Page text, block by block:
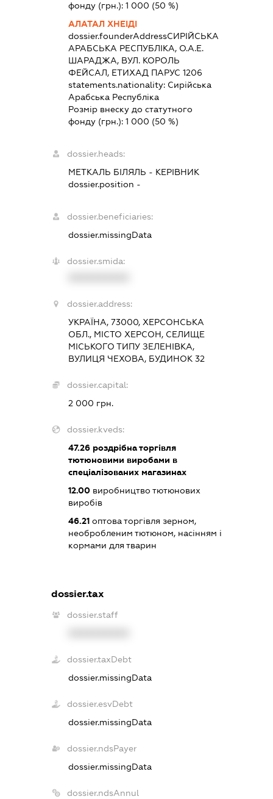
фонду (грн.): 1 000 (50 %)
АЛАТАЛ ХНЕІДІ
dossier.founderAddressСИРІЙСЬКА
АРАБСЬКА РЕСПУБЛІКА, О.А.Е.
ШАРАДЖА, ВУЛ. КОРОЛЬ
ФЕЙСАЛ, ЕТИХАД ПАРУС 1206
statements.nationality: Сирійська
Арабська Республіка
Розмір внеску до статутного
фонду (грн.): 1 000 (50 %)
dossier.heads:
МЕТКАЛЬ БІЛЯЛЬ - КЕРІВНИК
dossier.position -
dossier.beneficiaries:
dossier.missingData
dossier.smida:
dossier.address:
УКРАЇНА, 73000, ХЕРСОНСЬКА
ОБЛ., МІСТО ХЕРСОН, СЕЛИЩЕ
МІСЬКОГО ТИПУ ЗЕЛЕНІВКА,
ВУЛИЦЯ ЧЕХОВА, БУДИНОК 32
dossier.capital:
2 000 грн.
dossier.kveds:
47.26роздрібна торгівля
тютюновими виробами в
спеціалізованих магазинах
12.00виробництво тютюнових
виробів
46.21оптова торгівля зерном,
необробленим тютюном, насінням і
кормами для тварин
dossier.tax
dossier.staff
dossier.taxDebt
dossier.missingData
dossier.esvDebt
dossier.missingData
dossier.ndsPayer
dossier.missingData
dossier.ndsAnnul